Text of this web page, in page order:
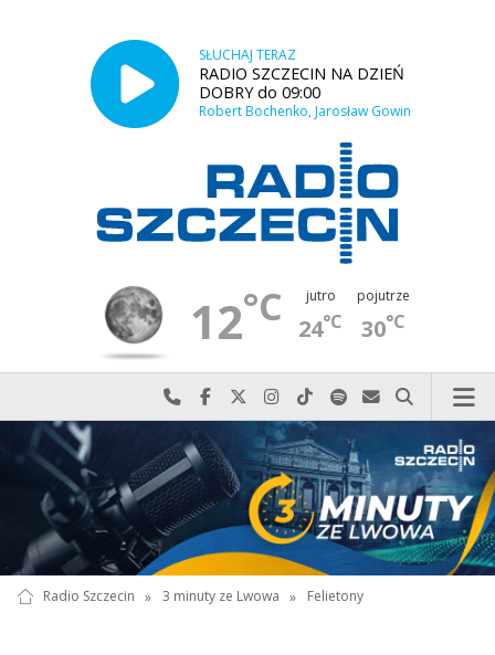
SŁUCHAJ TERAZ
RADIO SZCZECIN NA DZIEŃ
DOBRY do 09:00
Robert Bochenko, Jarosław Gowin
12°C jutro
24°C
pojutrze
30°C
Najlepiej po prostu do nas zadzwoń
Odwiedź nas na Facebook-u
Odwiedź nas na X
Odwiedź nas na Instagram-ie
Odwiedź nas na TikTok-u
Szukaj nas na Spotify
Wyślij do nas
Szukaj
Radio Szczecin » 3 minuty ze Lwowa » Felietony